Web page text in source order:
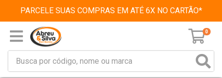
PARCELE SUAS COMPRAS EM ATÉ 6X NO CARTÃO*
0